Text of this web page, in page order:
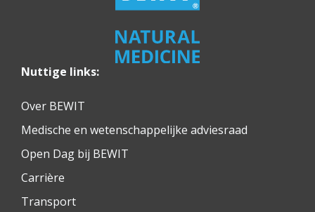
Nuttige links:
Over BEWIT
Medische en wetenschappelijke adviesraad
Open Dag bij BEWIT
Carrière
Transport